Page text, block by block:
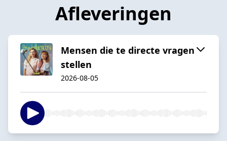
Afleveringen
Mensen die te directe vragen
stellen
2026-08-05